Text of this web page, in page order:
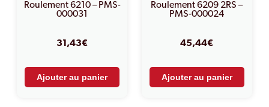
Roulement 6210 – PMS-
000031
31,43€
Ajouter au panier
Roulement 6209 2RS –
PMS-000024
45,44€
Ajouter au panier